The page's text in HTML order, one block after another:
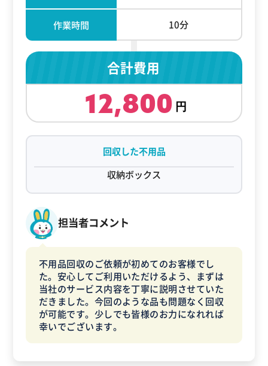
作業時間 10分
合計費用
12,800
回収した不用品
収納ボックス
担当者コメント
不用品回収のご依頼が初めてのお客様でし
た。安心してご利用いただけるよう、まずは
当社のサービス内容を丁寧に説明させていた
だきました。今回のような品も問題なく回収
が可能です。少しでも皆様のお力になれれば
幸いでございます。